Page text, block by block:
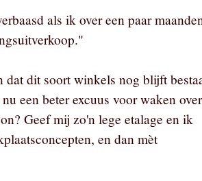
als ik over een paar
dat dit soort winkels nog blijft
een beter excuus voor waken
Geef mij zo'n lege etalage en ik
en dan mèt